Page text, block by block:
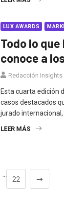
LUX AWARDS
Todo lo que
conoce a
Redacción Insights
Esta cuarta edición
casos destacados
jurado
LEER MÁS
…
22